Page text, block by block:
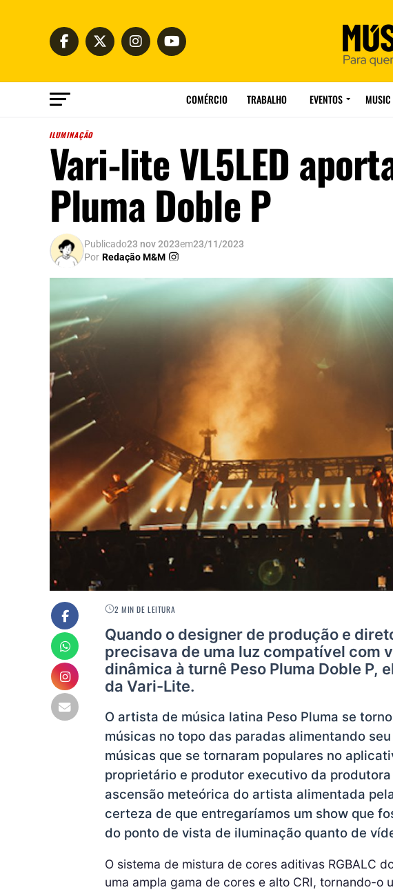
COMÉRCIO TRABALHO EVENTOS MUSIC
ILUMINAÇÃO
Vari-lite VL5LED
Pluma Doble P
Publicado23 nov 2023em23/11/2023
Por Redação M&M
2 MIN DE LEITURA
Quando o designer de produção e
precisava de uma luz compatível com
dinâmica à turnê Peso Pluma Doble P,
da Vari-Lite.
O artista de música latina Peso Pluma se
músicas no topo das paradas alimentando
músicas que se tornaram populares no
proprietário e produtor executivo da produtora
ascensão meteórica do artista alimentada
certeza de que entregaríamos um show que
do ponto de vista de iluminação quanto de
O sistema de mistura de cores aditivas RGBALC
uma ampla gama de cores e alto CRI, tornando-o